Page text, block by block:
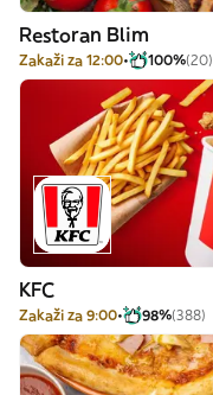
Restoran Blim
Zakaži za 12:00 100%(20)
KFC
Zakaži za 9:00 98%(388)